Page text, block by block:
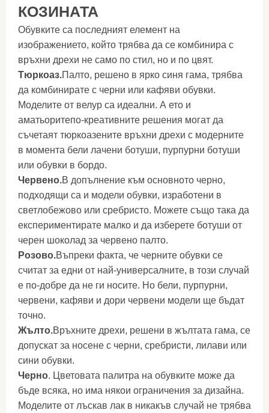
КОЗИНАТА
Обувките са последният елемент на
изображението, който трябва да се комбинира с
връхни дрехи не само по стил, но и по цвят.
Тюркоаз.Палто, решено в ярко синя гама, трябва
да комбинирате с черни или кафяви обувки.
Моделите от велур са идеални. А ето и
аматьоритепо-креативните решения могат да
съчетаят тюркоазените връхни дрехи с модерните
в момента бели лачени ботуши, пурпурни ботуши
или обувки в бордо.
Червено.В допълнение към основното черно,
подходящи са и модели обувки, изработени в
светлобежово или сребристо. Можете също така да
експериментирате малко и да изберете ботуши от
черен шоколад за червено палто.
Розово.Въпреки факта, че черните обувки се
считат за едни от най-универсалните, в този случай
е по-добре да не ги носите. Но бели, пурпурни,
червени, кафяви и дори червени модели ще бъдат
точно.
Жълто.Връхните дрехи, решени в жълтата гама, се
допускат за носене с черни, сребристи, лилави или
сини обувки.
Черно. Цветовата палитра на обувките може да
бъде всяка, но има някои ограничения за дизайна.
Моделите от лъскав лак в никакъв случай не трябва